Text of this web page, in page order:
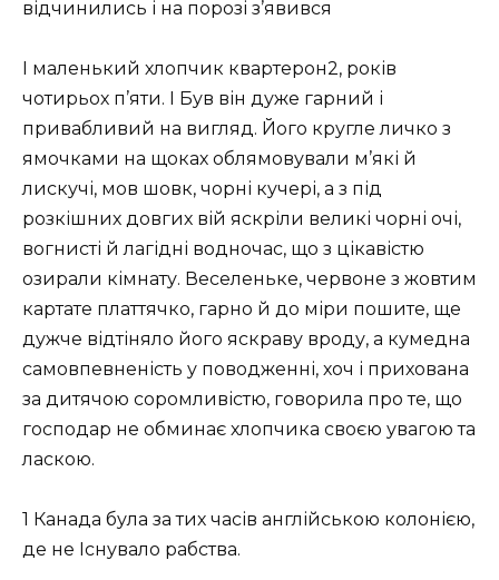
відчинились і на порозі з’явився
І маленький хлопчик квартерон2, років
чотирьох п’яти. І Був він дуже гарний і
привабливий на вигляд. Його кругле личко з
ямочками на щоках облямовували м’які й
лискучі, мов шовк, чорні кучері, а з під
розкішних довгих вій яскріли великі чорні очі,
вогнисті й лагідні водночас, що з цікавістю
озирали кімнату. Веселеньке, червоне з жовтим
картате платтячко, гарно й до міри пошите, ще
дужче відтіняло його яскраву вроду, а кумедна
самовпевненість у поводженні, хоч і прихована
за дитячою соромливістю, говорила про те, що
господар не обминає хлопчика своєю увагою та
ласкою.
1 Канада була за тих часів англійською колонією,
де не Існувало рабства.